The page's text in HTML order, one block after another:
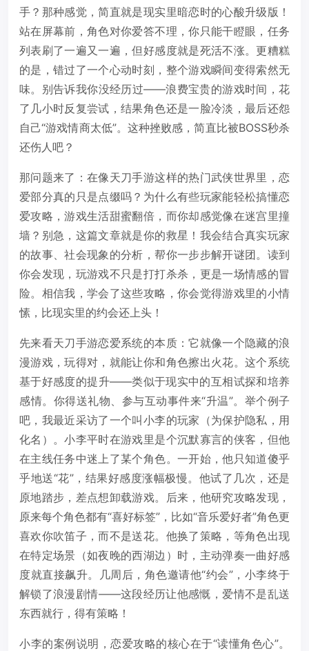
手？那种感觉，简直就是现实里暗恋时的心酸升级版！
站在屏幕前，角色对你爱答不理，你只能干瞪眼，任务
列表刷了一遍又一遍，但好感度就是死活不涨。更糟糕
的是，错过了一个心动时刻，整个游戏瞬间变得索然无
味。别告诉我你没经历过——浪费宝贵的游戏时间，花
了几小时反复尝试，结果角色还是一脸冷淡，最后还怨
自己“游戏情商太低”。这种挫败感，简直比被BOSS秒杀
还伤人吧？
那问题来了：在像天刀手游这样的热门武侠世界里，恋
爱部分真的只是点缀吗？为什么有些玩家能轻松搞懂恋
爱攻略，游戏生活甜蜜翻倍，而你却感觉像在迷宫里撞
墙？别急，这篇文章就是你的救星！我会结合真实玩家
的故事、社会现象的分析，帮你一步步解开谜团。读到
你会发现，玩游戏不只是打打杀杀，更是一场情感的冒
险。相信我，学会了这些攻略，你会觉得游戏里的小情
愫，比现实里的约会还上头！
先来看天刀手游恋爱系统的本质：它就像一个隐藏的浪
漫游戏，玩得对，就能让你和角色擦出火花。这个系统
基于好感度的提升——类似于现实中的互相试探和培养
感情。你得送礼物、参与互动事件来“升温”。举个例子
吧，我最近采访了一个叫小李的玩家（为保护隐私，用
化名）。小李平时在游戏里是个沉默寡言的侠客，但他
在主线任务中迷上了某个角色。一开始，他只知道傻乎
乎地送“花”，结果好感度涨幅极慢。他试了几次，还是
原地踏步，差点想卸载游戏。后来，他研究攻略发现，
原来每个角色都有“喜好标签”，比如“音乐爱好者”角色更
喜欢你吹笛子，而不是送花。他换了策略，等角色出现
在特定场景（如夜晚的西湖边）时，主动弹奏一曲好感
度就直接飙升。几周后，角色邀请他“约会”，小李终于
解锁了浪漫剧情——这段经历让他感慨，爱情不是乱送
东西就行，得有策略！
小李的案例说明，恋爱攻略的核心在于“读懂角色心”。